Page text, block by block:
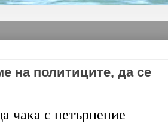
на политиците, да се
чака с нетърпение